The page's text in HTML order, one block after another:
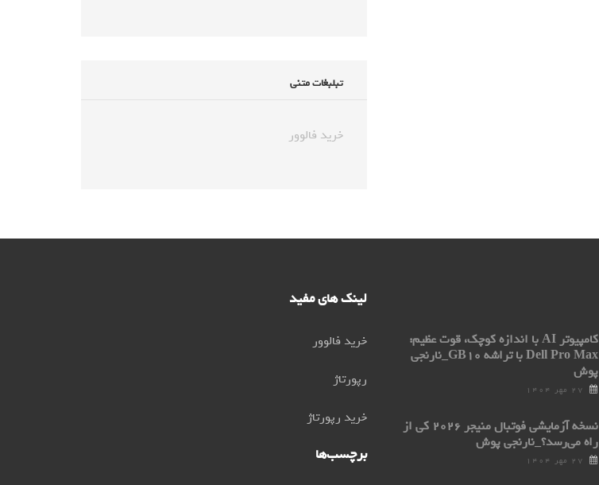
تبلبغات متنی
خرید فالوور
کامپیوتر AI با اندازه کوچک، قوت عظیم:
Dell Pro Max با تراشه GB۱۰_نارنجی
پوش
۲۷ مهر ۱۴۰۴
نسخه آزمایشی فوتبال منیجر ۲۰۲۶ کی از
راه می‌رسد؟_نارنجی پوش
۲۷ مهر ۱۴۰۴
لینک های مفید
خرید فالوور
رپورتاژ
خرید رپورتاژ
برچسب‌ها